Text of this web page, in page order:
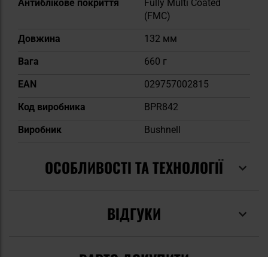
Антиблікове покриття
Fully Multi Coated
(FMC)
Довжина
132 мм
Вага
660 г
EAN
029757002815
Код виробника
BPR842
Виробник
Bushnell
ОСОБЛИВОСТІ ТА ТЕХНОЛОГІЇ
ВІДГУКИ